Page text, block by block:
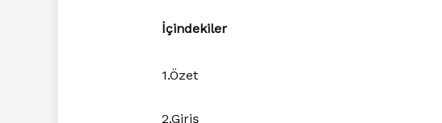
İçindekiler
1.Özet
2.Giriş